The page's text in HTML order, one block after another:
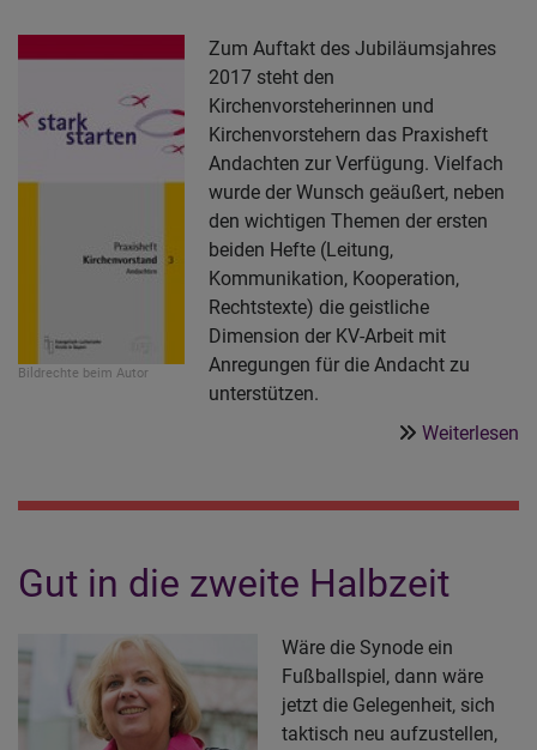
Bildrechte beim Autor
Zum Auftakt des Jubiläumsjahres
2017 steht den
Kirchenvorsteherinnen und
Kirchenvorstehern das Praxisheft
Andachten zur Verfügung. Vielfach
wurde der Wunsch geäußert, neben
den wichtigen Themen der ersten
beiden Hefte (Leitung,
Kommunikation, Kooperation,
Rechtstexte) die geistliche
Dimension der KV-Arbeit mit
Anregungen für die Andacht zu
unterstützen.
Weiterlesen
Gut in die zweite Halbzeit
Wäre die Synode ein
Fußballspiel, dann wäre
jetzt die Gelegenheit, sich
taktisch neu aufzustellen,